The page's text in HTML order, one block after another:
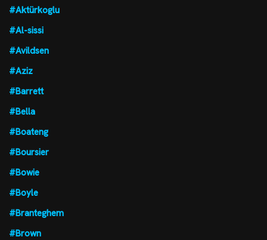
#Aktürkoglu
#Al-sissi
#Avildsen
#Aziz
#Barrett
#Bella
#Boateng
#Boursier
#Bowie
#Boyle
#Branteghem
#Brown